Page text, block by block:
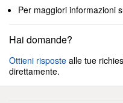
Per maggiori informazioni
Hai domande?
Ottieni risposte alle tue
direttamente.